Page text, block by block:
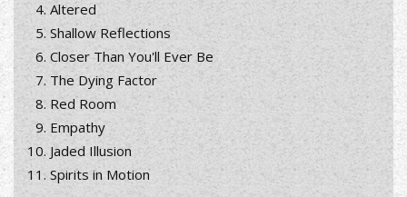
Altered
Shallow Reflections
Closer Than You'll Ever Be
The Dying Factor
Red Room
Empathy
Jaded Illusion
Spirits in Motion